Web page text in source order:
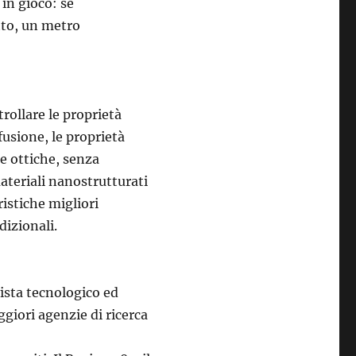
gioco: se
un metro
le proprietà
le proprietà
ottiche, senza
nanostrutturati
migliori
tecnologico ed
agenzie di ricerca